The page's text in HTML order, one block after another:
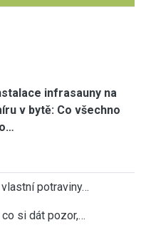
infrasauny na
v bytě: Co všechno
potraviny…
si dát pozor,…